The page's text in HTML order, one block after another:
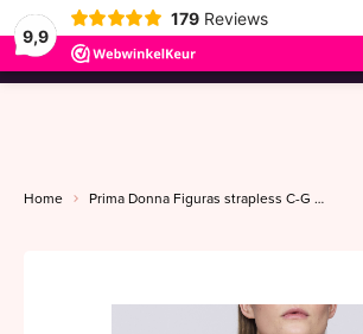
9,9
179 Reviews
menu
Home Prima Donna Figuras strapless C-G powder rose